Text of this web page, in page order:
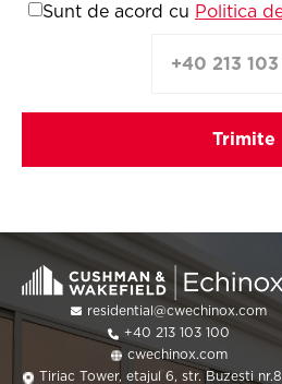
Sunt de acord cu Politica
+40 213
residential@cwechinox.com
+40 213 103 100
cwechinox.com
Tiriac Tower, etajul 6, str. Buzesti